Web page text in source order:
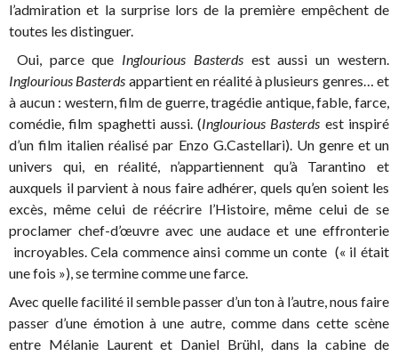
l’admiration et la surprise lors de la première empêchent de
toutes les distinguer.
Oui, parce que Inglourious Basterdsest aussi un western.
Inglourious Basterds appartient en réalité à plusieurs genres… et
à aucun : western, film de guerre, tragédie antique, fable, farce,
comédie, film spaghetti aussi. (Inglourious Basterds est inspiré
d’un film italien réalisé par Enzo G.Castellari). Un genre et un
univers qui, en réalité, n’appartiennent qu’à Tarantino et
auxquels il parvient à nous faire adhérer, quels qu’en soient les
excès, même celui de réécrire l’Histoire, même celui de se
proclamer chef-d’œuvre avec une audace et une effronterie
incroyables. Cela commence ainsi comme un conte (« il était
une fois »), se termine comme une farce.
Avec quelle facilité il semble passer d’un ton à l’autre, nous faire
passer d’une émotion à une autre, comme dans cette scène
entre Mélanie Laurent et Daniel Brühl, dans la cabine de